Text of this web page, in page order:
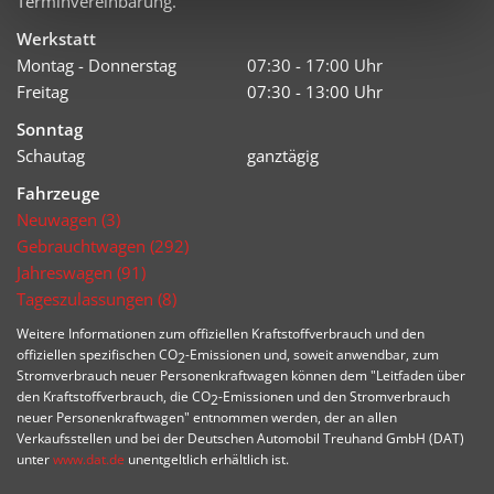
Werkstatt
Montag - Donnerstag
07:30 - 17:00 Uhr
Freitag
07:30 - 13:00 Uhr
Sonntag
Schautag
ganztägig
Fahrzeuge
Neuwagen (3)
Gebrauchtwagen (292)
Jahreswagen (91)
Tageszulassungen (8)
Weitere Informationen zum offiziellen Kraftstoffverbrauch und den
offiziellen spezifischen CO2-Emissionen und, soweit anwendbar, zum
Stromverbrauch neuer Personenkraftwagen können dem "Leitfaden über
den Kraftstoffverbrauch, die CO2-Emissionen und den Stromverbrauch
neuer Personenkraftwagen" entnommen werden, der an allen
Verkaufsstellen und bei der Deutschen Automobil Treuhand GmbH (DAT)
unterwww.dat.de unentgeltlich erhältlich ist.